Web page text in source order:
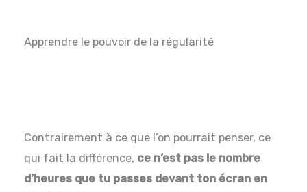
Apprendre le pouvoir de la régularité
Contrairement à ce que l’on pourrait penser, ce
qui fait la différence, ce n’est pas le nombre
d’heures que tu passes devant ton écran en